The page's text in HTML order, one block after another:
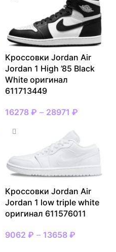
Кроссовки Jordan Air
Jordan 1 High ’85 Black
White оригинал
611713449
16278 ₽ – 28971 ₽
Кроссовки Jordan Air
Jordan 1 low triple white
оригинал 611576011
9062 ₽ – 13658 ₽